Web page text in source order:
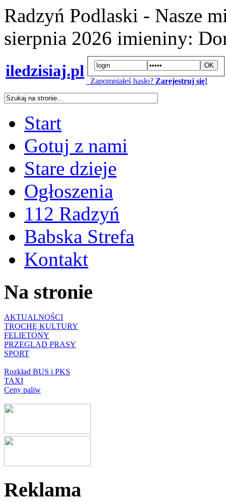
Radzyń Podlaski - Nasze
sierpnia 2026 imieniny:
iledzisiaj.pl
Zapomniałeś hasło? Zarejestruj się!
Start
Gotuj z nami
Stare dzieje
Ogłoszenia
112 Radzyń
Babska Strefa
Kontakt
Na stronie
AKTUALNOŚCI
TROCHĘ KULTURY
FELIETONY
PRZEGLĄD PRASY
SPORT
Rozkład BUS i PKS
TAXI
Ceny paliw
Reklama